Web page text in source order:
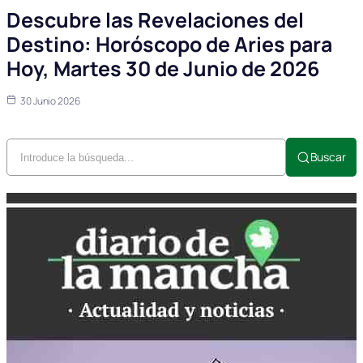
Descubre las Revelaciones del
Destino: Horóscopo de Aries para
Hoy, Martes 30 de Junio de 2026
30 Junio 2026
Buscar